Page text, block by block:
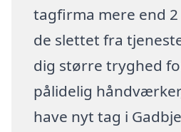
tagfirma mere end
de slettet fra
dig større tryghed
pålidelig
have nyt tag i